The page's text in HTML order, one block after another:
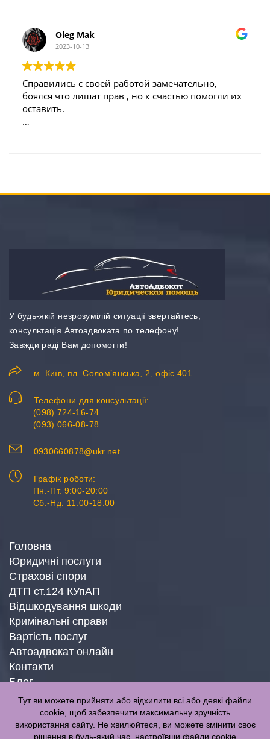
активної співпраці, адвокат допоміг закрити
кримінальну справу за примиренням з
потерпілою та звільнити мене від кримінальної
відповідальності.
Oleg Mak
2023-10-13
Справились с своей работой замечательно,
боялся что лишат прав , но к счастью помогли их
оставить.
У будь-якій незрозумілій ситуації звертайтесь,
консультація Автоадвоката по телефону!
Завжди раді Вам допомогти!
м. Київ, пл. Солом’янська, 2, офіс 401
Телефони для консультації:
(098) 724-16-74
(093) 066-08-78
0930660878@ukr.net
Графік роботи:
Пн.-Пт. 9:00-20:00
Сб.-Нд. 11:00-18:00
Головна
Юридичні послуги
Страхові спори
ДТП ст.124 КУпАП
Відшкодування шкоди
Кримінальні справи
Вартість послуг
Автоадвокат онлайн
Контакти
Блог
Тут ви можете прийняти або відхилити всі або деякі файли
cookie, щоб забезпечити максимальну зручність
використання сайту. Не хвилюйтеся, ви можете змінити своє
рішення в будь-який час, настроївши файли cookie